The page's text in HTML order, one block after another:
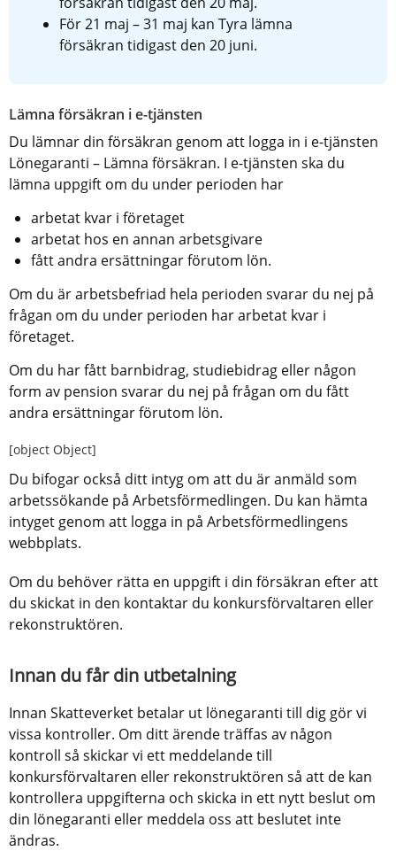
För 21 maj – 31 maj kan Tyra lämna
försäkran tidigast den 20 juni.
Lämna försäkran i e-tjänsten
Du lämnar din försäkran genom att logga in i e-tjänsten
Lönegaranti – Lämna försäkran. I e-tjänsten ska du
lämna uppgift om du under perioden har
arbetat kvar i företaget
arbetat hos en annan arbetsgivare
fått andra ersättningar förutom lön.
Om du är arbetsbefriad hela perioden svarar du nej på
frågan om du under perioden har arbetat kvar i
företaget.
Om du har fått barnbidrag, studiebidrag eller någon
form av pension svarar du nej på frågan om du fått
andra ersättningar förutom lön.
[object Object]
Du bifogar också ditt intyg om att du är anmäld som
arbetssökande på Arbetsförmedlingen. Du kan hämta
intyget genom att logga in på Arbetsförmedlingens
webbplats.
Om du behöver rätta en uppgift i din försäkran efter att
du skickat in den kontaktar du konkursförvaltaren eller
rekonstruktören.
Innan du får din utbetalning
Innan Skatteverket betalar ut lönegaranti till dig gör vi
vissa kontroller. Om ditt ärende träffas av någon
kontroll så skickar vi ett meddelande till
konkursförvaltaren eller rekonstruktören så att de kan
kontrollera uppgifterna och skicka in ett nytt beslut om
din lönegaranti eller meddela oss att beslutet inte
ändras.